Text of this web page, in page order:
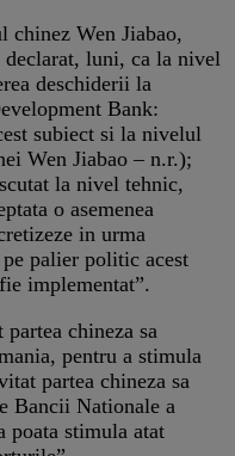
chinez Wen Jiabao,
luni, ca la nivel
deschiderii la
Bank:
subiect si la nivelul
Wen Jiabao – n.r.);
la nivel tehnic,
o asemenea
in urma
palier politic acest
implementat”.
chineza sa
pentru a stimula
partea chineza sa
Bancii Nationale a
poata stimula atat